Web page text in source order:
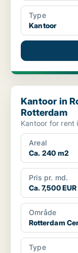
Type
Kantoor
Kantoor in
Kantoor in
Rotterdam
Kantoor for rent
Areal
Ca. 240 m2
Pris pr. md.
Ca. 7,500
Område
Rotterdam
Type